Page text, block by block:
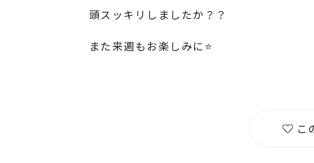
頭スッキリしましたか？？
また来週もお楽しみに⭐️
こ